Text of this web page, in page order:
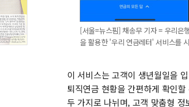
[서울=뉴스핌] 채송무 기자 = 우리은
을 활용한 '우리 연금레터' 서비스
이 서비스는 고객이 생년월일을
퇴직연금 현황을 간편하게 확인
두 가지로 나뉘며, 고객 맞춤형 정